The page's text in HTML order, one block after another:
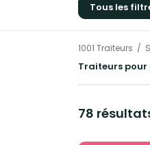
Tous les
1001 Traiteurs
Traiteurs pour
78